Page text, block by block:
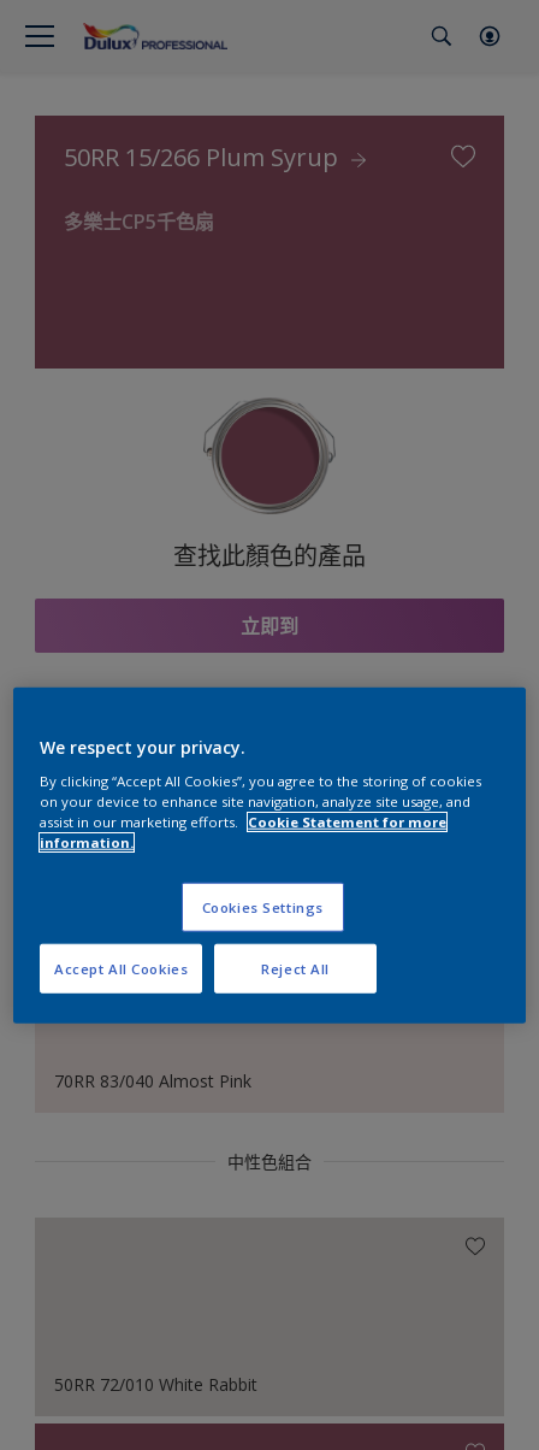
50RR 15/266 Plum Syrup
多樂士CP5千色扇
查找此顏色的產品
立即到
與之協調的色彩組合
70RR 83/040 Almost Pink
中性色組合
50RR 72/010 White Rabbit
We respect your privacy.
By clicking “Accept All Cookies”, you agree to the storing of cookies
on your device to enhance site navigation, analyze site usage, and
assist in our marketing efforts.
Cookie Statement for more
information.
Cookies Settings
Reject All
Accept All Cookies